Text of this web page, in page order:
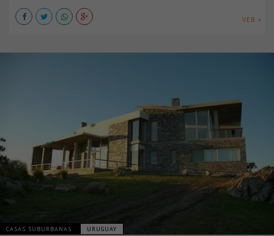
VER +
CASAS SUBURBANAS URUGUAY